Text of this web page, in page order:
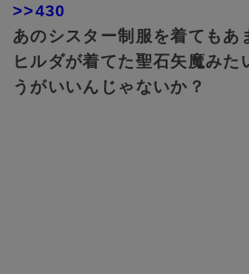
>>430
あのシスター制服を着てもあ
ヒルダが着てた聖石矢魔みた
うがいいんじゃないか？